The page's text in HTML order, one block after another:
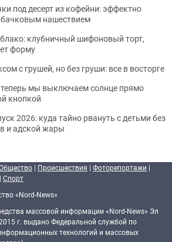
под десерт из кофейни: эффектно
нашествием
клубничный шифоновый торт,
форму
с грушей, но без груши: все в восторге
мы выключаем солнце прямо
кнопкой
2026: куда тайно рвануть с детьми без
и адской жары
| Происшествия | Фоторепортажи |
| Спорт
«Nord-News»
массовой информации «Nord-News» Эл
г. выдано Федеральной службой по
технологий и массовых